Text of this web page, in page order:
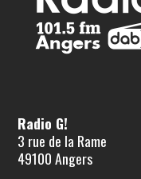
Radio G!
3 rue de la Rame
49100 Angers